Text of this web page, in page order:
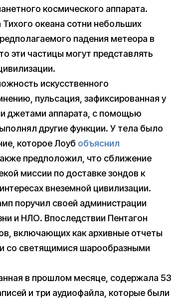
космического аппарата.
океана сотни небольших
падения метеора в
эти частицы могут представлять
искусственного
пульсация, зафиксированная у
джетами аппарата, с помощью
другие функции. У тела было
которое Лоуб объяснил
предположил, что сближение
миссии по доставке зондов к
внеземной цивилизации.
поручил своей администрации
и НЛО. Впоследствии Пентагон
включающих как архивные отчеты
со светящимися шарообразными
в прошлом месяце, содержала 53
и три аудиофайла, которые были